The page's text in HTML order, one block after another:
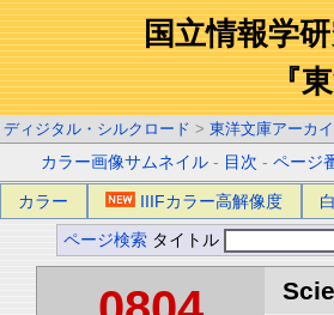
国立情報学
『
ディジタル・シルクロード > 東洋文庫アーカ
カラー画像サムネイル - 目次 -ページ
カラー IIIFカラー高解像度
ページ検索 タイトル